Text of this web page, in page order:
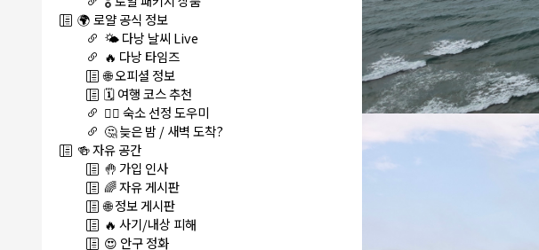
🌍 로얄 공식 정보
🌤️ 다낭 날씨 Live
🔥 다낭 타임즈
🌐 오피셜 정보
🗓️ 여행 코스 추천
🏊‍♀️ 숙소 선정 도우미
🤔 늦은 밤 / 새벽 도착?
🍻 자유 공간
🤚 가입 인사
🌈 자유 게시판
🌐 정보 게시판
🔥 사기/내상 피해
😍 안구 정화